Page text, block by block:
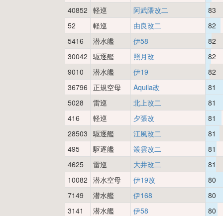
40852 軽巡 阿武隈改二
83
52
軽巡 由良改二
82
5416
潜水艦 伊58
82
30042 駆逐艦 照月改
82
9010
潜水艦 伊19
82
36796 正規空母 Aquila改
81
5028
雷巡 北上改二
81
416
軽巡 夕張改
81
28503 駆逐艦 江風改二
81
495
駆逐艦 叢雲改二
81
4625
雷巡 大井改二
81
10082 潜水空母 伊19改
80
7149
潜水艦 伊168
80
3141
潜水艦 伊58
80